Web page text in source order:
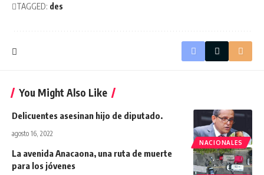
TAGGED: des
You Might Also Like
NACIONALES
Delicuentes asesinan hijo de diputado.
agosto 16, 2022
La avenida Anacaona, una ruta de muerte
para los jóvenes